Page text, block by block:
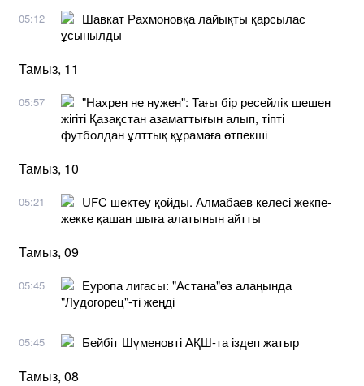
05:12
Шавкат Рахмоновқа лайықты қарсылас
ұсынылды
Тамыз, 11
05:57
"Нахрен не нужен": Тағы бір ресейлік шешен
жігіті Қазақстан азаматтығын алып, тіпті
футболдан ұлттық құрамаға өтпекші
Тамыз, 10
05:21
UFC шектеу қойды. Алмабаев келесі жекпе-
жекке қашан шыға алатынын айтты
Тамыз, 09
05:45
Еуропа лигасы: "Астана"өз алаңында
"Лудогорец"-ті жеңді
05:45 Бейбіт Шүменовті АҚШ-та іздеп жатыр
Тамыз, 08